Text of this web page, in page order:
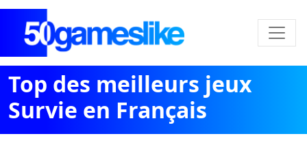
Top des meilleurs jeux
Survie en Français